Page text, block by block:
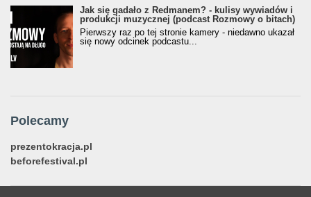
Jak się gadało z Redmanem? - kulisy wywiadów i
produkcji muzycznej (podcast Rozmowy o bitach)
Pierwszy raz po tej stronie kamery - niedawno ukazał
się nowy odcinek podcastu...
Polecamy
prezentokracja.pl
beforefestival.pl